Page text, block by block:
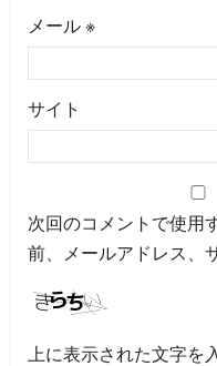
メール ※
サイト
次回のコメントで使用
前、メールアドレス、
上に表示された文字を